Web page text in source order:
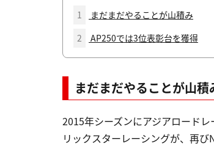
1
まだまだやることが山積み
2
AP250では3位表彰台を獲得
まだまだやることが山積
2015年シーズンにアジアロード
リックスターレーシングが、再